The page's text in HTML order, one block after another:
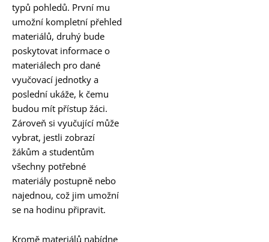
typů pohledů. První mu
umožní kompletní přehled
materiálů, druhý bude
poskytovat informace o
materiálech pro dané
vyučovací jednotky a
poslední ukáže, k čemu
budou mít přístup žáci.
Zároveň si vyučující může
vybrat, jestli zobrazí
žákům a studentům
všechny potřebné
materiály postupně nebo
najednou, což jim umožní
se na hodinu připravit.
Kromě materiálů nabídne